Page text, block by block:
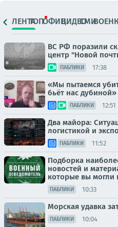
ЛЕНТАТОПОФИЦ.ВИДЕОСМИ
ВС РФ поразили
центр "Новой
ПАБЛИКИ 17:38
«Мы пытаемся
бьёт нас
ПАБЛИКИ 12:51
Два майора:
логистикой и
ПАБЛИКИ 11:52
Подборка
новостей и
которые вы могли
ПАБЛИКИ 10:33
Морская удавка
ПАБЛИКИ 10:04